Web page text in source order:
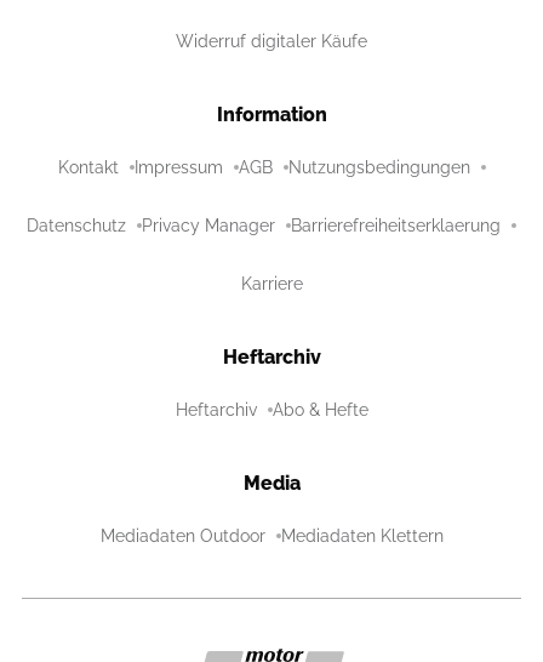
Widerruf digitaler Käufe
Information
Kontakt Impressum AGB Nutzungsbedingungen
Datenschutz Privacy Manager Barrierefreiheitserklaerung
Karriere
Heftarchiv
Heftarchiv Abo & Hefte
Media
Mediadaten Outdoor Mediadaten Klettern